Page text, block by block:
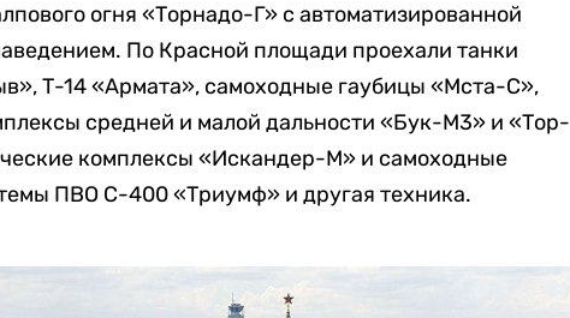
огня «Торнадо-Г» с автоматизированной
По Красной площади проехали танки
Т-14 «Армата», самоходные гаубицы «Мста-С»,
средней и малой дальности «Бук-М3» и «Тор-
комплексы «Искандер-М» и самоходные
ПВО С-400 «Триумф» и другая техника.